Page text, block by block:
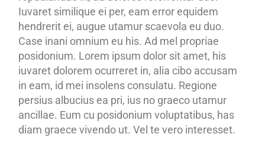
Iuvaret similique ei per, eam error equidem
hendrerit ei, augue utamur scaevola eu duo.
Case inani omnium eu his. Ad mel propriae
posidonium. Lorem ipsum dolor sit amet, his
iuvaret dolorem ocurreret in, alia cibo accusam
in eam, id mei insolens consulatu. Regione
persius albucius ea pri, ius no graeco utamur
ancillae. Eum cu posidonium voluptatibus, has
diam graece vivendo ut. Vel te vero interesset.